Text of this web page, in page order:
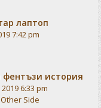
лаптоп
7:42 pm
история
6:33 pm
Side